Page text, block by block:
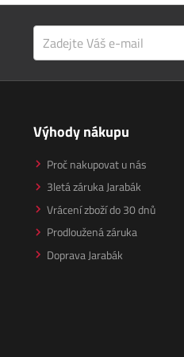
Výhody nákupu
Proč nakupovat u nás
3letá záruka Jarabák
Vrácení zboží do 30 dnů
Prodloužená záruka
Doprava Jarabák